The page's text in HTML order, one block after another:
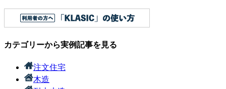
カテゴリーから実例記事を見る
注文住宅
木造